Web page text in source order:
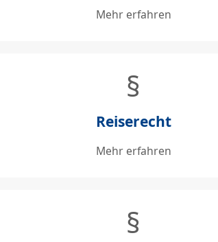
Mehr erfahren
§
Reiserecht
Mehr erfahren
§